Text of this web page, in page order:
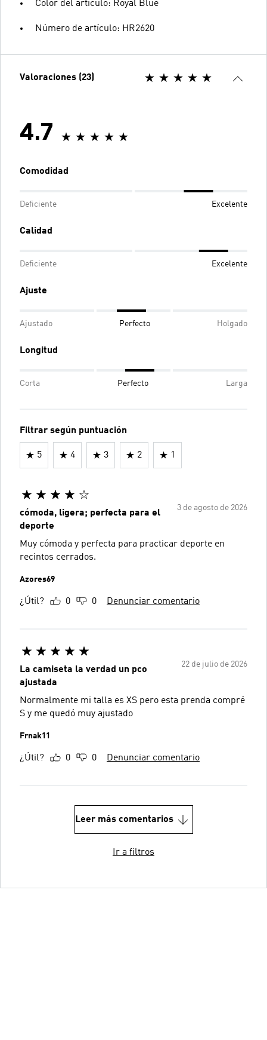
Color del artículo: Royal Blue
Número de artículo: HR2620
Valoraciones (23)
4.7
Comodidad
Deficiente Excelente
Calidad
Deficiente Excelente
Ajuste
Ajustado Perfecto Holgado
Longitud
Corta Perfecto Larga
Filtrar según puntuación
5 4 3 2 1
3 de agosto de 2026
cómoda, ligera; perfecta para el
deporte
Muy cómoda y perfecta para practicar deporte en
recintos cerrados.
Azores69
¿Útil? 0 0 Denunciar comentario
22 de julio de 2026
La camiseta la verdad un pco
ajustada
Normalmente mi talla es XS pero esta prenda compré
S y me quedó muy ajustado
Frnak11
¿Útil? 0 0 Denunciar comentario
Leer más comentarios
Ir a filtros